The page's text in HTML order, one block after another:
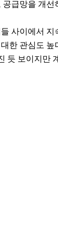
급망을 개선
사이에서 지
한 관심도 높
듯 보이지만